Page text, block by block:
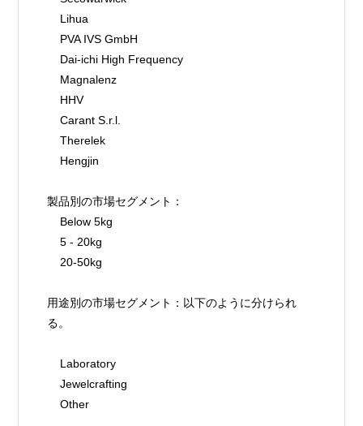
    Lihua
    PVA IVS GmbH
    Dai-ichi High Frequency
    Magnalenz
    HHV
    Carant S.r.l.
    Therelek
    Hengjin
製品別の市場セグメント：
    Below 5kg
    5 - 20kg
    20-50kg
用途別の市場セグメント：以下のように分けられ
る。
    Laboratory
    Jewelcrafting
    Other